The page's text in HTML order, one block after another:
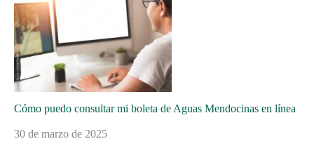
Cómo puedo consultar mi boleta de Aguas Mendocinas en línea
30 de marzo de 2025